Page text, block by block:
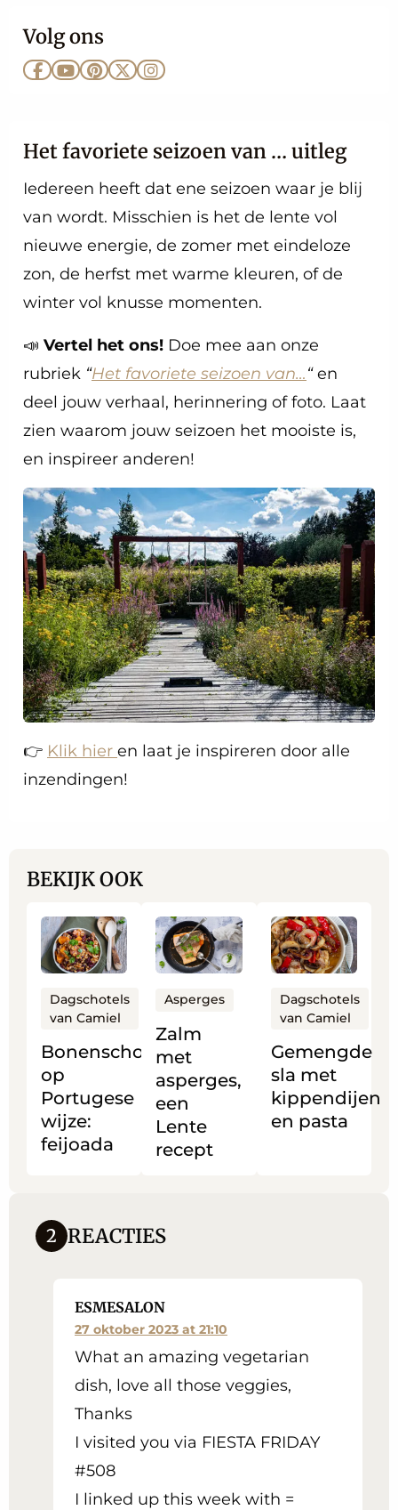
Volg ons
Ga Ga Ga Ga Ga
Het favoriete seizoen van … uitleg
Iedereen heeft dat ene seizoen waar je blij
van wordt. Misschien is het de lente vol
nieuwe energie, de zomer met eindeloze
zon, de herfst met warme kleuren, of de
winter vol knusse momenten.
📣 Vertel het ons! Doe mee aan onze
rubriek “Het favoriete seizoen van…“en
deel jouw verhaal, herinnering of foto. Laat
zien waarom jouw seizoen het mooiste is,
en inspireer anderen!
👉 Klik hier en laat je inspireren door alle
inzendingen!
BEKIJK OOK
Bonenschotel
op
Portugese
wijze:
feijoada
Dagschotels
van Camiel
Lees
meer
over
Bonenschotel
op
Portugese
wijze:
feijoada
Zalm
met
asperges,
een
Lente
recept
Asperges
Lees
meer
over
Zalm
met
asperges,
Lente
recept
Gemengde
sla met
kippendijen
en pasta
Dagschotels
van Camiel
Lees
meer
over
Gemengde
sla
met
kippendijen
en
pasta
2 REACTIES
ESMESALON
27 oktober 2023 at 21:10
What an amazing vegetarian
dish, love all those veggies,
Thanks
I visited you via FIESTA FRIDAY
#508
I linked up this week with =